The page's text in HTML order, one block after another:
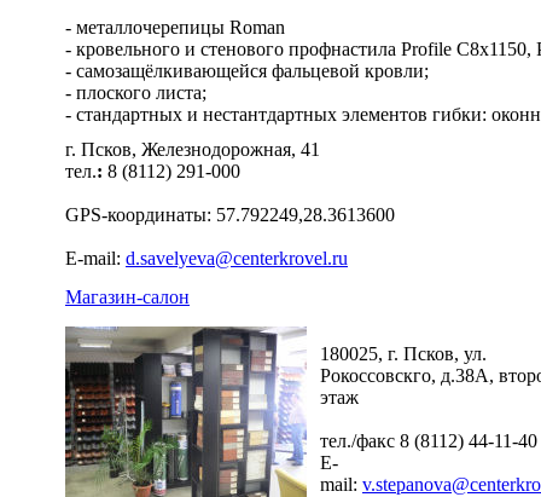
- металлочерепицы Roman
- кровельного и стенового профнастила Profile
- самозащёлкивающейся фальцевой кровли;
- плоского листа;
- стандартных и нестантдартных элементов гибки:
г. Псков, Железнодорожная, 41
тел.: 8 (8112) 291-000
GPS-координаты: 57.792249,28.3613600
E-mail: d.savelyeva@centerkrovel.ru
Магазин-салон
180025, г. Псков, ул.
Рокоссовскго, д.38А,
этаж
тел./факс 8 (8112) 44-11-40
E-
mail: